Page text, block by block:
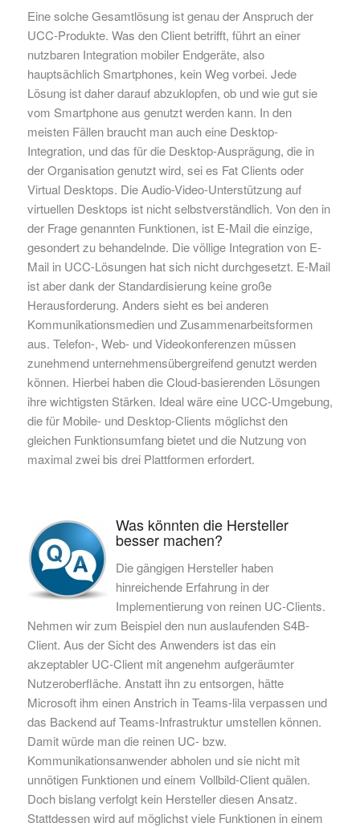
Eine solche Gesamtlösung ist genau der Anspruch der
UCC-Produkte. Was den Client betrifft, führt an einer
nutzbaren Integration mobiler Endgeräte, also
hauptsächlich Smartphones, keinWeg vorbei. Jede
Lösung ist daher darauf abzuklopfen, ob und wie gut sie
vom Smartphone aus genutzt werden kann. In den
meisten Fällen braucht man auch eine Desktop-
Integration, und das für die Desktop-Ausprägung, die in
der Organisation genutzt wird, sei es Fat Clients oder
Virtual Desktops. Die Audio-Video-Unterstützung auf
virtuellen Desktops ist nicht selbstverständlich. Von den in
der Frage genannten Funktionen, ist E-Mail die einzige,
gesondert zu behandelnde. Die völlige Integration von E-
Mail in UCC-Lösungen hat sich nicht durchgesetzt. E-Mail
istaberdank der Standardisierung keine große
Herausforderung. Anders sieht es bei anderen
Kommunikationsmedien und Zusammenarbeitsformen
aus. Telefon-, Web- und Videokonferenzen müssen
zunehmend unternehmensübergreifend genutzt werden
können. Hierbei haben die Cloud-basierenden Lösungen
ihre wichtigsten Stärken. Ideal wäre eine UCC-Umgebung,
die für Mobile- und Desktop-Clients möglichst den
gleichen Funktionsumfang bietet und die Nutzung von
maximal zwei bis drei Plattformen erfordert.
Was könnten die Hersteller
besser machen?
Die gängigen Hersteller haben
hinreichende Erfahrung in der
Implementierung von reinen UC-Clients.
Nehmen wir zum Beispiel den nun auslaufenden S4B-
Client. Aus der Sicht des Anwenders ist das ein
akzeptablerUC-Client mitangenehm aufgeräumter
Nutzeroberfläche. Anstatt ihn zu entsorgen, hätte
Microsoft ihm einen Anstrich in Teams-lila verpassen und
das Backendauf Teams-Infrastruktur umstellen können.
Damit würde man die reinen UC- bzw.
Kommunikationsanwender abholen und sie nicht mit
unnötigen Funktionen und einem Vollbild-Client quälen.
Doch bislang verfolgt kein Hersteller diesen Ansatz.
Stattdessen wird auf möglichst viele Funktionen in einem